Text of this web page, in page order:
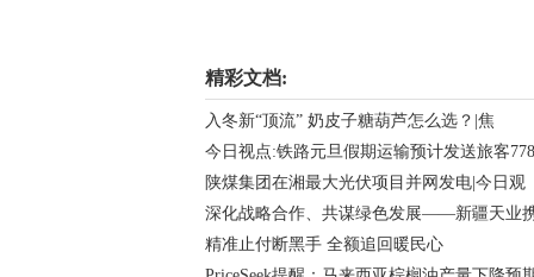
精彩文档:
入冬新“顶流” 奶皮子糖葫芦怎么选？|焦
今日视点:铁路元旦假期运输预计发送旅客778
陕煤集团在湘最大光伏项目并网发电|今日观
深化战略合作、共谋绿色发展——新疆天业
精准止付断黑手 全额追回暖民心